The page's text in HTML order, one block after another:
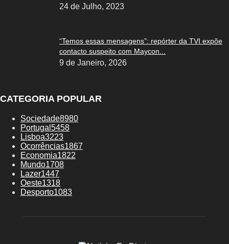
24 de Julho, 2023
“Temos essas mensagens”: repórter da TVI expõe
contacto suspeito com Maycon...
9 de Janeiro, 2026
CATEGORIA POPULAR
Sociedade8980
Portugal 5458
Lisboa3223
Ocorrências1867
Economia1822
Mundo1708
Lazer1447
Oeste1318
Desporto1083